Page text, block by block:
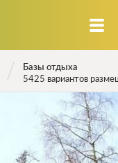
Базы отдыха
5425 вариантов